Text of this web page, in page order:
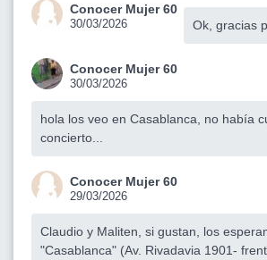
Conocer Mujer 60
30/03/2026 Ok, gracias
Conocer Mujer 60
30/03/2026
hola los veo en Casablanca, no había
concierto...
Conocer Mujer 60
29/03/2026
Claudio y Maliten, si gustan, los
"Casablanca" (Av. Rivadavia 1901-